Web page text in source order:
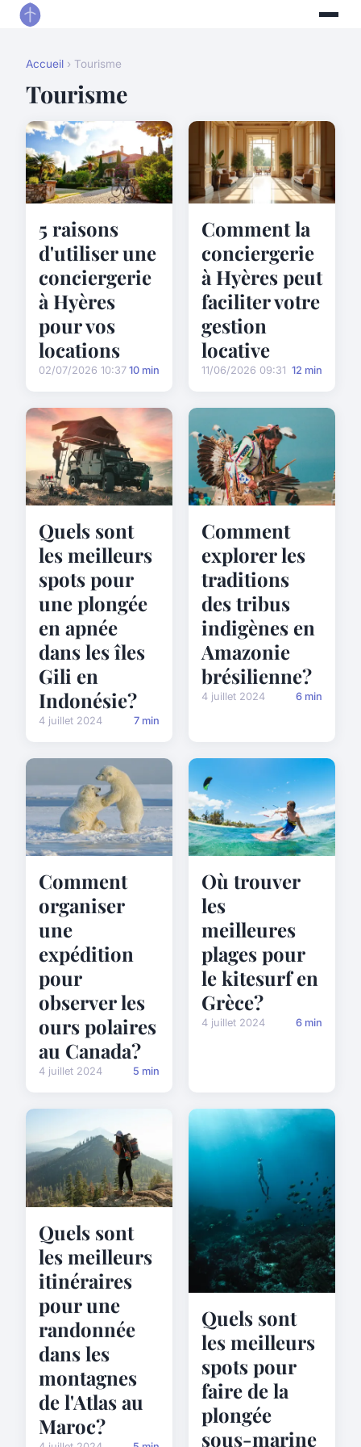
Accueil › Tourisme
Tourisme
5 raisons
d'utiliser une
conciergerie
à Hyères
pour vos
locations
02/07/2026 10:37 10 min
Comment la
conciergerie
à Hyères peut
faciliter votre
gestion
locative
11/06/2026 09:31 12 min
Quels sont
les meilleurs
spots pour
une plongée
en apnée
dans les îles
Gili en
Indonésie?
4 juillet 2024 7 min
Comment
explorer les
traditions
des tribus
indigènes en
Amazonie
brésilienne?
4 juillet 2024 6 min
Comment
organiser
une
expédition
pour
observer les
ours polaires
au Canada?
4 juillet 2024 5 min
Où trouver
les
meilleures
plages pour
le kitesurf en
Grèce?
4 juillet 2024 6 min
Quels sont
les meilleurs
itinéraires
pour une
randonnée
dans les
montagnes
de l'Atlas au
Maroc?
Quels sont
les meilleurs
spots pour
faire de la
plongée
sous-marine